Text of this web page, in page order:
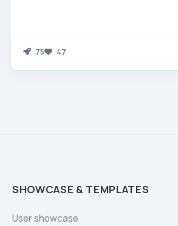
75 47
SHOWCASE & TEMPLATES
User showcase